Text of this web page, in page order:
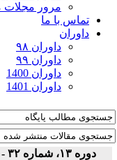
مرور مجلات
تماس با ما
داوران
داوران ۹۸
داوران ۹۹
داوران 1400
داوران 1401
دوره ۱۳، شماره ۳۲ - ( پاییز و زمستان ۱۳۹۶ )